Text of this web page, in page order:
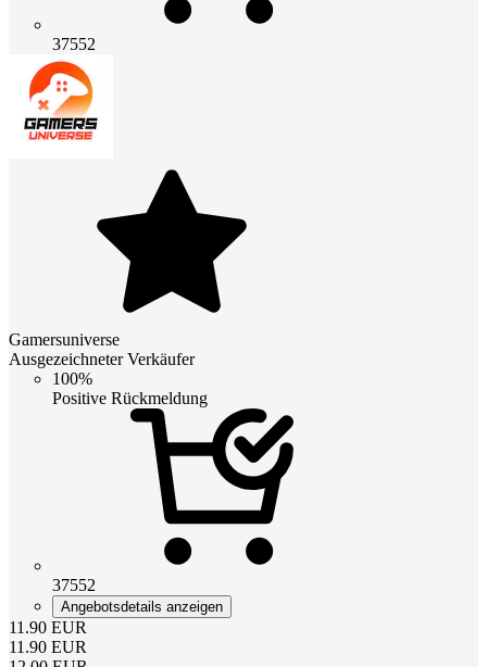
37552
Gamersuniverse
Ausgezeichneter Verkäufer
100%
Positive Rückmeldung
37552
Angebotsdetails anzeigen
11.90 EUR
11.90 EUR